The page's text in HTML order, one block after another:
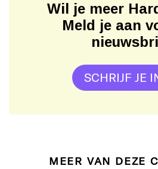
Wil je meer
Meld je aan
SCHRIJF JE
MEER VAN DEZE